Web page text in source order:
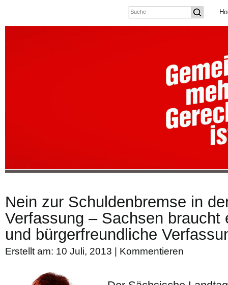
Nein zur Schuldenbremse in
Verfassung – Sachsen braucht
und bürgerfreundliche
Erstellt am: 10 Juli, 2013 | Kommentieren